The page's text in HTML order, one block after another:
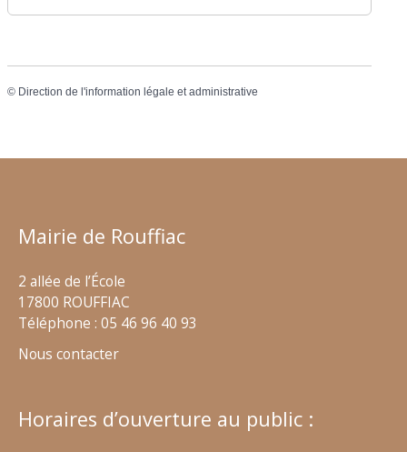
© Direction de l'information légale et administrative
Mairie de Rouffiac
2 allée de l’École
17800 ROUFFIAC
Téléphone : 05 46 96 40 93
Nous contacter
Horaires d’ouverture au public :